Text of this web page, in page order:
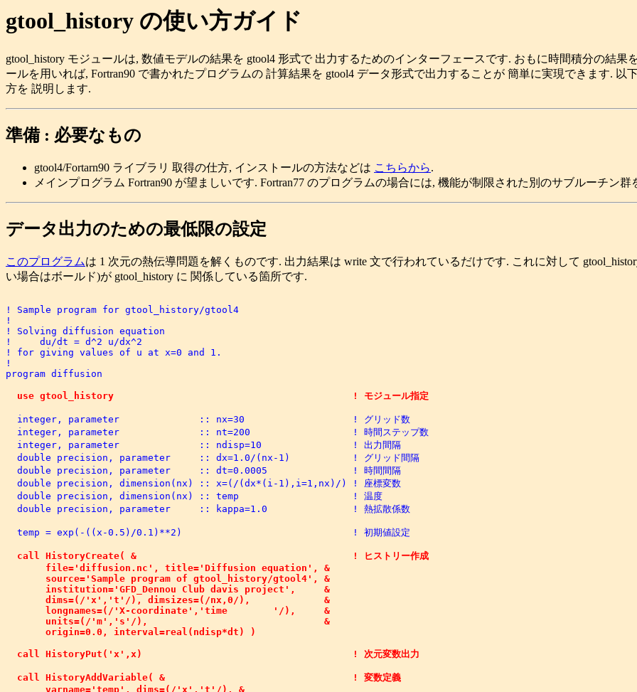
gtool_history の使い方ガイド
gtool_history モジュールは, 数値モデルの結果を gtool4 形式で 出力するためのインターフェースです. おもに時間積分の結
ールを用いれば, Fortran90 で書かれたプログラムの 計算結果を gtool4 データ形式で出力することが 簡単に実現できます. 以
方を 説明します.
準備 : 必要なもの
gtool4/Fortarn90 ライブラリ 取得の仕方, インストールの方法などは こちらから.
メインプログラム Fortran90 が望ましいです. Fortran77 のプログラムの場合には, 機能が制限された別のサブルーチン
データ出力のための最低限の設定
このプログラムは 1 次元の熱伝導問題を解くものです. 出力結果は write 文で行われているだけです. これに対して
い場合はボールド)が gtool_history に 関係している箇所です.
! Sample program for gtool_history/gtool4
!
! Solving diffusion equation
!     du/dt = d^2 u/dx^2
! for giving values of u at x=0 and 1.
!
program diffusion
  use gtool_history                                          ! モジュール指定
integer, parameter              :: nx=30                   ! グリッド数
  integer, parameter              :: nt=200                  ! 時間ステップ数
  integer, parameter              :: ndisp=10                ! 出力間隔
  double precision, parameter     :: dx=1.0/(nx-1)           ! グリッド間隔
  double precision, parameter     :: dt=0.0005               ! 時間間隔
  double precision, dimension(nx) :: x=(/(dx*(i-1),i=1,nx)/) ! 座標変数
  double precision, dimension(nx) :: temp                    ! 温度
  double precision, parameter     :: kappa=1.0               ! 熱拡散係数
  temp = exp(-((x-0.5)/0.1)**2)                              ! 初期値設定
  call HistoryCreate( &                                      ! ヒストリー作成
       file='diffusion.nc', title='Diffusion equation', &
       source='Sample program of gtool_history/gtool4', &
       institution='GFD_Dennou Club davis project',     &
       dims=(/'x','t'/), dimsizes=(/nx,0/),             &
       longnames=(/'X-coordinate','time        '/),     &
       units=(/'m','s'/),                               &
       origin=0.0, interval=real(ndisp*dt) )
  call HistoryPut('x',x)                                     ! 次元変数出力
  call HistoryAddVariable( &                                 ! 変数定義
       varname='temp', dims=(/'x','t'/), &